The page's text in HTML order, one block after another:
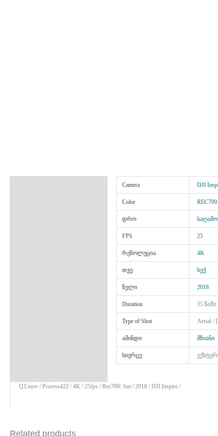
Camera DJI
Color REC709
დრო საღამო
FPS 25
რეზოლუცია 4K
თვე სექ
წელი 2018
Duration 35 წამი
Type of Shot Aerial /
ამინდი მზიანი
სივრცე
QT.mov / Proress422 / 4K / 25fps / Rec709/ Jun / 2018 / DJI Inspire /
Related products